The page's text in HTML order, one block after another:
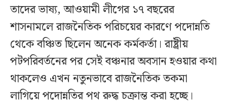
তাদের ভাষ্য, আওয়ামী লীগের ১৭ বছরের
শাসনামলে রাজনৈতিক পরিচয়ের কারণে পদোন্নতি
থেকে বঞ্চিত ছিলেন অনেক কর্মকর্তা। রাষ্ট্রীয়
পটপরিবর্তনের পর সেই বঞ্চনার অবসান হওয়ার কথা
থাকলেও এখন নতুনভাবে রাজনৈতিক তকমা
লাগিয়ে পদোন্নতির পথ রুদ্ধ চক্রান্ত করা হচ্ছে।